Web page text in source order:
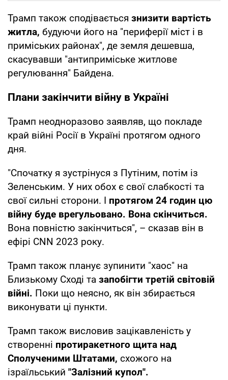
Трамп також сподівається знизити вартість
житла, будуючи його на "периферії міст і в
приміських районах", де земля дешевша,
скасувавши "антиприміське житлове
регулювання" Байдена.
Плани закінчити війну в Україні
Трамп неодноразово заявляв, що покладе
край війні Росії в Україні протягом одного
дня.
"Спочатку я зустрінуся з Путіним, потім із
Зеленським. У них обох є свої слабкості та
свої сильні сторони. І протягом 24 годин цю
війну буде врегульовано. Вона скінчиться.
Вона повністю закінчиться", – сказав він в
ефірі CNN 2023 року.
Трамп також планує зупинити "хаос" на
Близькому Сході та запобігти третій світовій
війні. Поки що неясно, як він збирається
виконувати ці пункти.
Трамп також висловив зацікавленість у
створенні протиракетного щита над
Сполученими Штатами, схожого на
ізраїльський "Залізний купол".